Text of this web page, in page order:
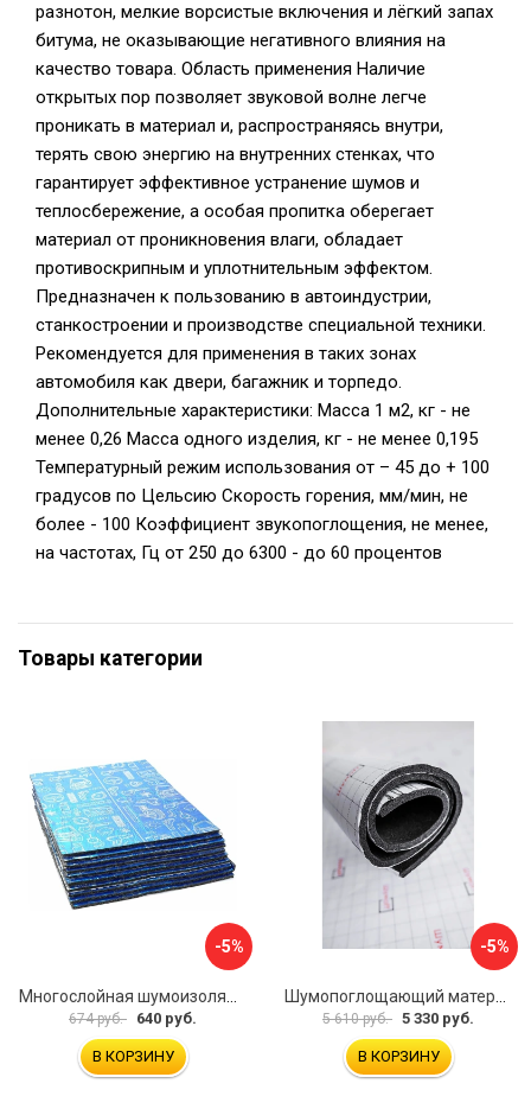
разнотон, мелкие ворсистые включения и лёгкий запах
битума, не оказывающие негативного влияния на
качество товара. Область применения Наличие
открытых пор позволяет звуковой волне легче
проникать в материал и, распространяясь внутри,
терять свою энергию на внутренних стенках, что
гарантирует эффективное устранение шумов и
теплосбережение, а особая пропитка оберегает
материал от проникновения влаги, обладает
противоскрипным и уплотнительным эффектом.
Предназначен к пользованию в автоиндустрии,
станкостроении и производстве специальной техники.
Рекомендуется для применения в таких зонах
автомобиля как двери, багажник и торпедо.
Дополнительные характеристики: Масса 1 м2, кг - не
менее 0,26 Масса одного изделия, кг - не менее 0,195
Температурный режим использования от – 45 до + 100
градусов по Цельсию Скорость горения, мм/мин, не
более - 100 Коэффициент звукопоглощения, не менее,
на частотах, Гц от 250 до 6300 - до 60 процентов
Товары категории
-5%
674 руб. 640 руб.
В КОРЗИНУ
-5%
5 610 руб. 5 330 руб.
В КОРЗИНУ